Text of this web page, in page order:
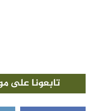
تابعونا على